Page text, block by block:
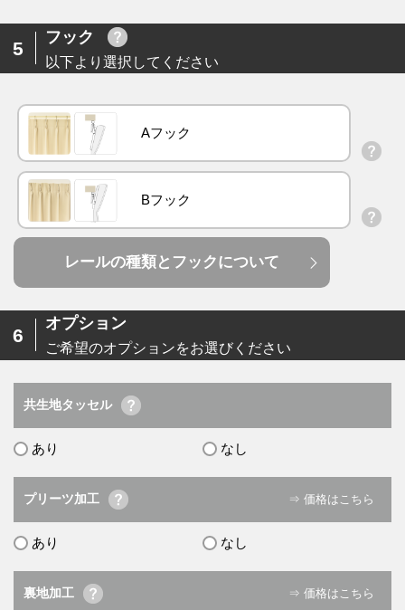
5
フック
以下より選択してください
Aフック
Bフック
レールの種類とフックについて
6
オプション
ご希望のオプションをお選びください
共生地タッセル
あり なし
プリーツ加工 ⇒ 価格はこちら
あり なし
裏地加工 ⇒ 価格はこちら